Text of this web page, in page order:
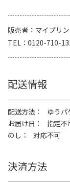
販売者
マイプリ
TEL
0120-710-
配送情報
配送方法
ゆうパ
お届け日
指定不
のし
対応不可
決済方法